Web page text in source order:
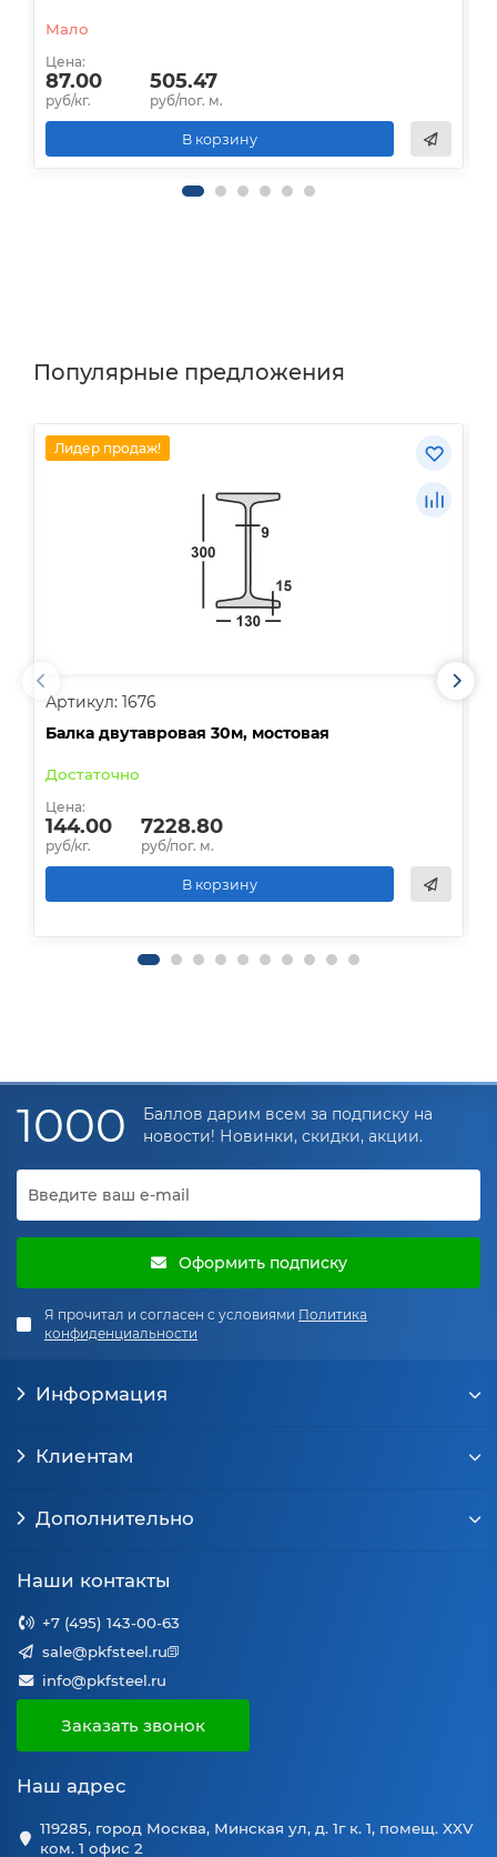
Мало
Цена:
87.00
руб/кг.
505.47
руб/пог. м.
В корзину
Популярные предложения
Лидер продаж!
Артикул: 1676
Балка двутавровая 30м, мостовая
Достаточно
Цена:
144.00
руб/кг.
7228.80
руб/пог. м.
В корзину
1000
Баллов дарим всем за подписку на
новости! Новинки, скидки, акции.
Оформить подписку
Я прочитал и согласен с условиями Политика
конфиденциальности
Информация
Клиентам
Дополнительно
Наши контакты
+7 (495) 143-00-63
sale@pkfsteel.ru
info@pkfsteel.ru
Заказать звонок
Наш адрес
119285, город Москва, Минская ул, д. 1г к. 1, помещ. XXV
ком. 1 офис 2